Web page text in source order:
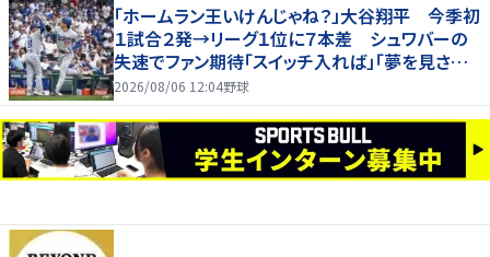
「ホームラン王いけんじゃね？」大谷翔平 今季初
１試合２発→リーグ１位に７本差 シュワバーの
失速でファン期待「スイッチ入れば」「夢を見させ
てくれる」
2026/08/06 12:04野球